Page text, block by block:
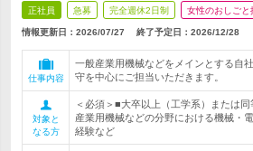
正社員 急募 完全週休2日制 女性のおしごと
情報更新日：2026/07/27 終了予定日： 2026/12/28
仕事内容
一般産業用機械などをメインとする自
守を中心にご担当いただきます。
対象と
なる方
＜必須＞■大卒以上（工学系）または
産業用機械などの分野における機械・
経験など